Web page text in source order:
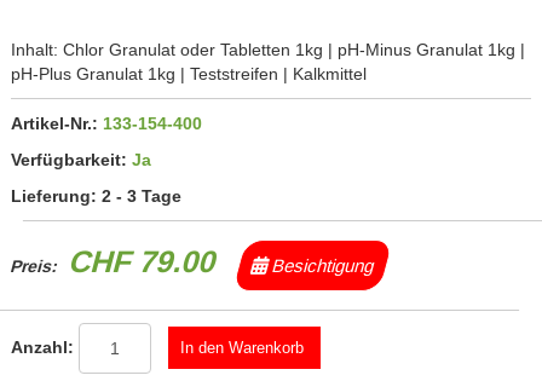
Inhalt: Chlor Granulat oder Tabletten 1kg | pH-Minus Granulat 1kg |
pH-Plus Granulat 1kg | Teststreifen | Kalkmittel
Artikel-Nr.: 133-154-400
Verfügbarkeit: Ja
Lieferung: 2 - 3 Tage
Preis: CHF 79.00 Besichtigung
Anzahl: